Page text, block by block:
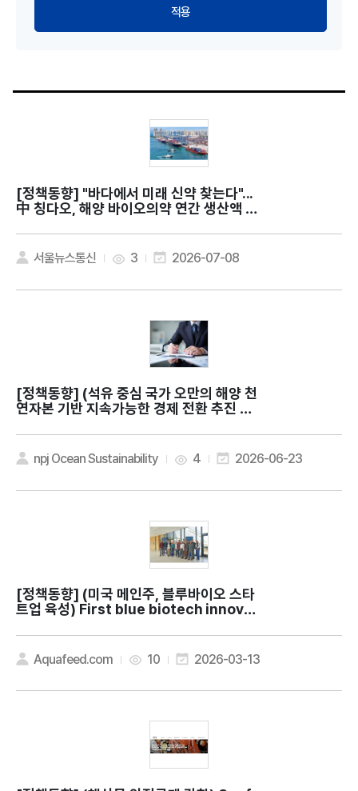
적용
[정책동향]
中 칭다오, 해양 바이오의약 연간 생산액 약
서울뉴스통신 3 2026-07-08
[정책동향]
연자본 기반 지속가능한 경제 전환 추진 전
e Gold: lessons from Oman for sust
ainable ocean economies
npj Ocean Sustainability 4 2026-06-23
[정책동향]
트업 육성) First blue biotech innovat
Aquafeed.com 10 2026-03-13